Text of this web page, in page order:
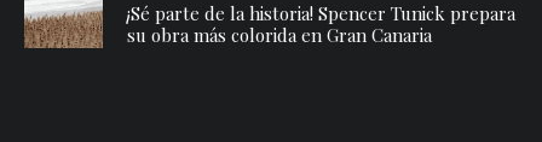
¡Sé parte de la historia! Spencer Tunick prepara
su obra más colorida en Gran Canaria